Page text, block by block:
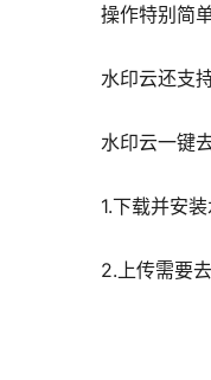
操作特别简
水印云还支
水印云一键
1.下载并安
2.上传需要